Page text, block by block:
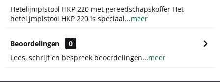
Hetelijmpistool HKP 220 met gereedschapskoffer Het
hetelijmpistool HKP 220 is speciaal...meer
Beoordelingen
0
Lees, schrijf en bespreek beoordelingen...meer